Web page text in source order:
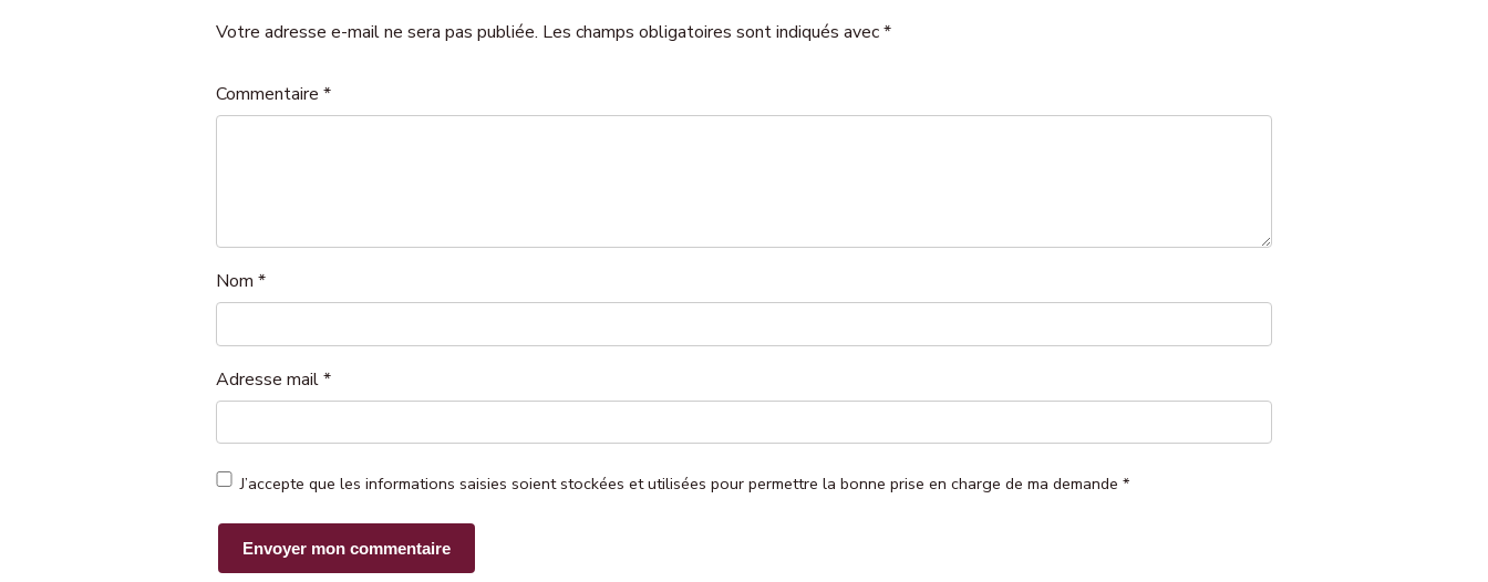
Votre adresse e-mail ne sera pas publiée. Les champs obligatoires sont indiqués avec *
Commentaire *
Nom *
Adresse mail*
J’accepte que les informations saisies soient stockées et utilisées pour permettre la bonne prise en charge de ma demande *